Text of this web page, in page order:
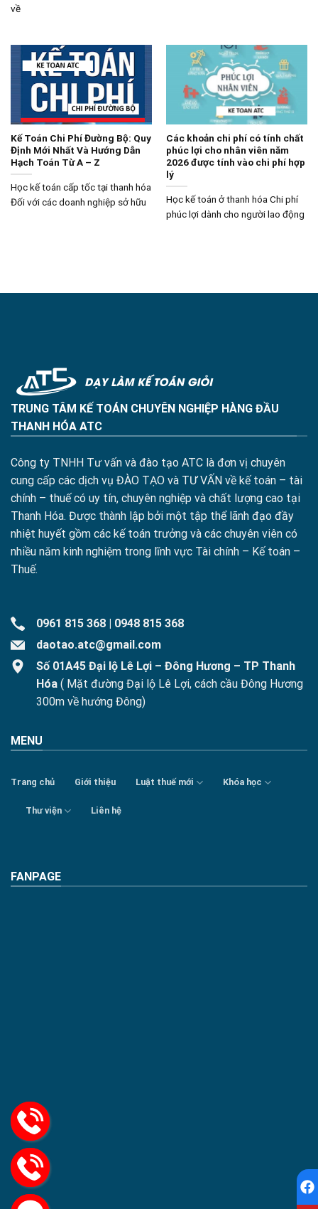
về
Kế Toán Chi Phí Đường Bộ: Quy
Định Mới Nhất Và Hướng Dẫn
Hạch Toán Từ A – Z
Học kế toán cấp tốc tại thanh hóa
Đối với các doanh nghiệp sở hữu
Các khoản chi phí có tính chất
phúc lợi cho nhân viên năm
2026 được tính vào chi phí hợp
lý
Học kế toán ở thanh hóa Chi phí
phúc lợi dành cho người lao động
TRUNG TÂM KẾ TOÁN CHUYÊN NGHIỆP HÀNG ĐẦU
THANH HÓA ATC
Công ty TNHH Tư vấn và đào tạo ATC là đơn vị chuyên
cung cấp các dịch vụ ĐÀO TẠO và TƯ VẤN về kế toán – tài
chính – thuế có uy tín, chuyên nghiệp và chất lượng cao tại
Thanh Hóa. Được thành lập bởi một tập thể lãnh đạo đầy
nhiệt huyết gồm các kế toán trưởng và các chuyên viên có
nhiều năm kinh nghiệm trong lĩnh vực Tài chính – Kế toán –
Thuế.
0961 815 368 | 0948 815 368
daotao.atc@gmail.com
Số 01A45 Đại lộ Lê Lợi – Đông Hương – TP Thanh
Hóa ( Mặt đường Đại lộ Lê Lợi, cách cầu Đông Hương
300m về hướng Đông)
MENU
Trang chủ Giới thiệu Luật thuế mới Khóa học
Thư viện Liên hệ
FANPAGE